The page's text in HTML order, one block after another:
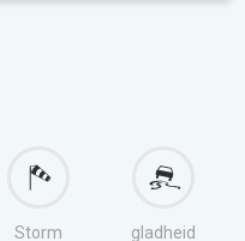
Storm gladheid